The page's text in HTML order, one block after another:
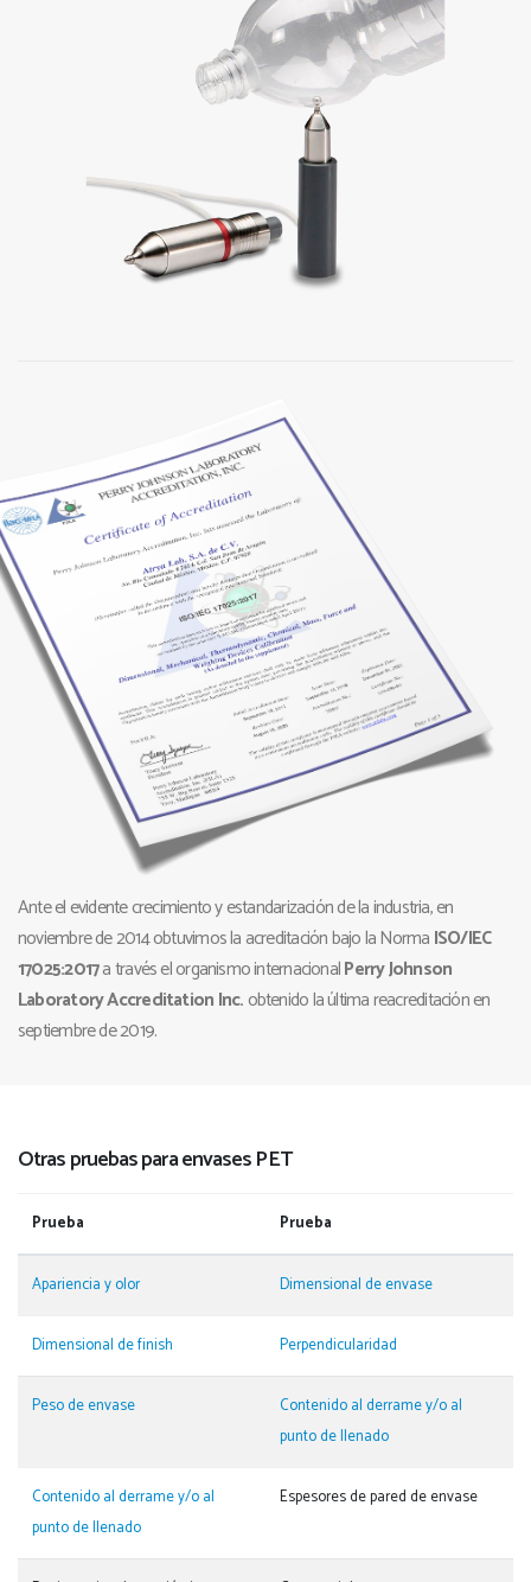
Ante el evidente crecimiento y estandarización de la industria, en
noviembre de 2014 obtuvimos la acreditación bajo la Norma ISO/IEC
17025:2017a través el organismo internacionalPerry Johnson
Laboratory Accreditation Inc. obtenido la última reacreditación en
septiembre de 2019.
Otras pruebas para envases PET
Prueba Prueba
Apariencia y olor Dimensional de envase
Dimensional de finish Perpendicularidad
Peso de envase
Contenido al derrame y/o al
punto de llenado
Contenido al derrame y/o al
punto de llenado
Espesores de pared de envase